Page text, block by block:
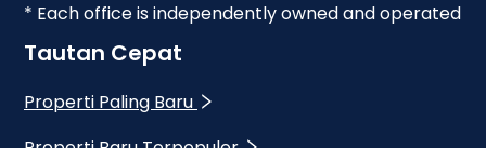
* Each office is independently owned and operated
Tautan Cepat
Properti Paling Baru